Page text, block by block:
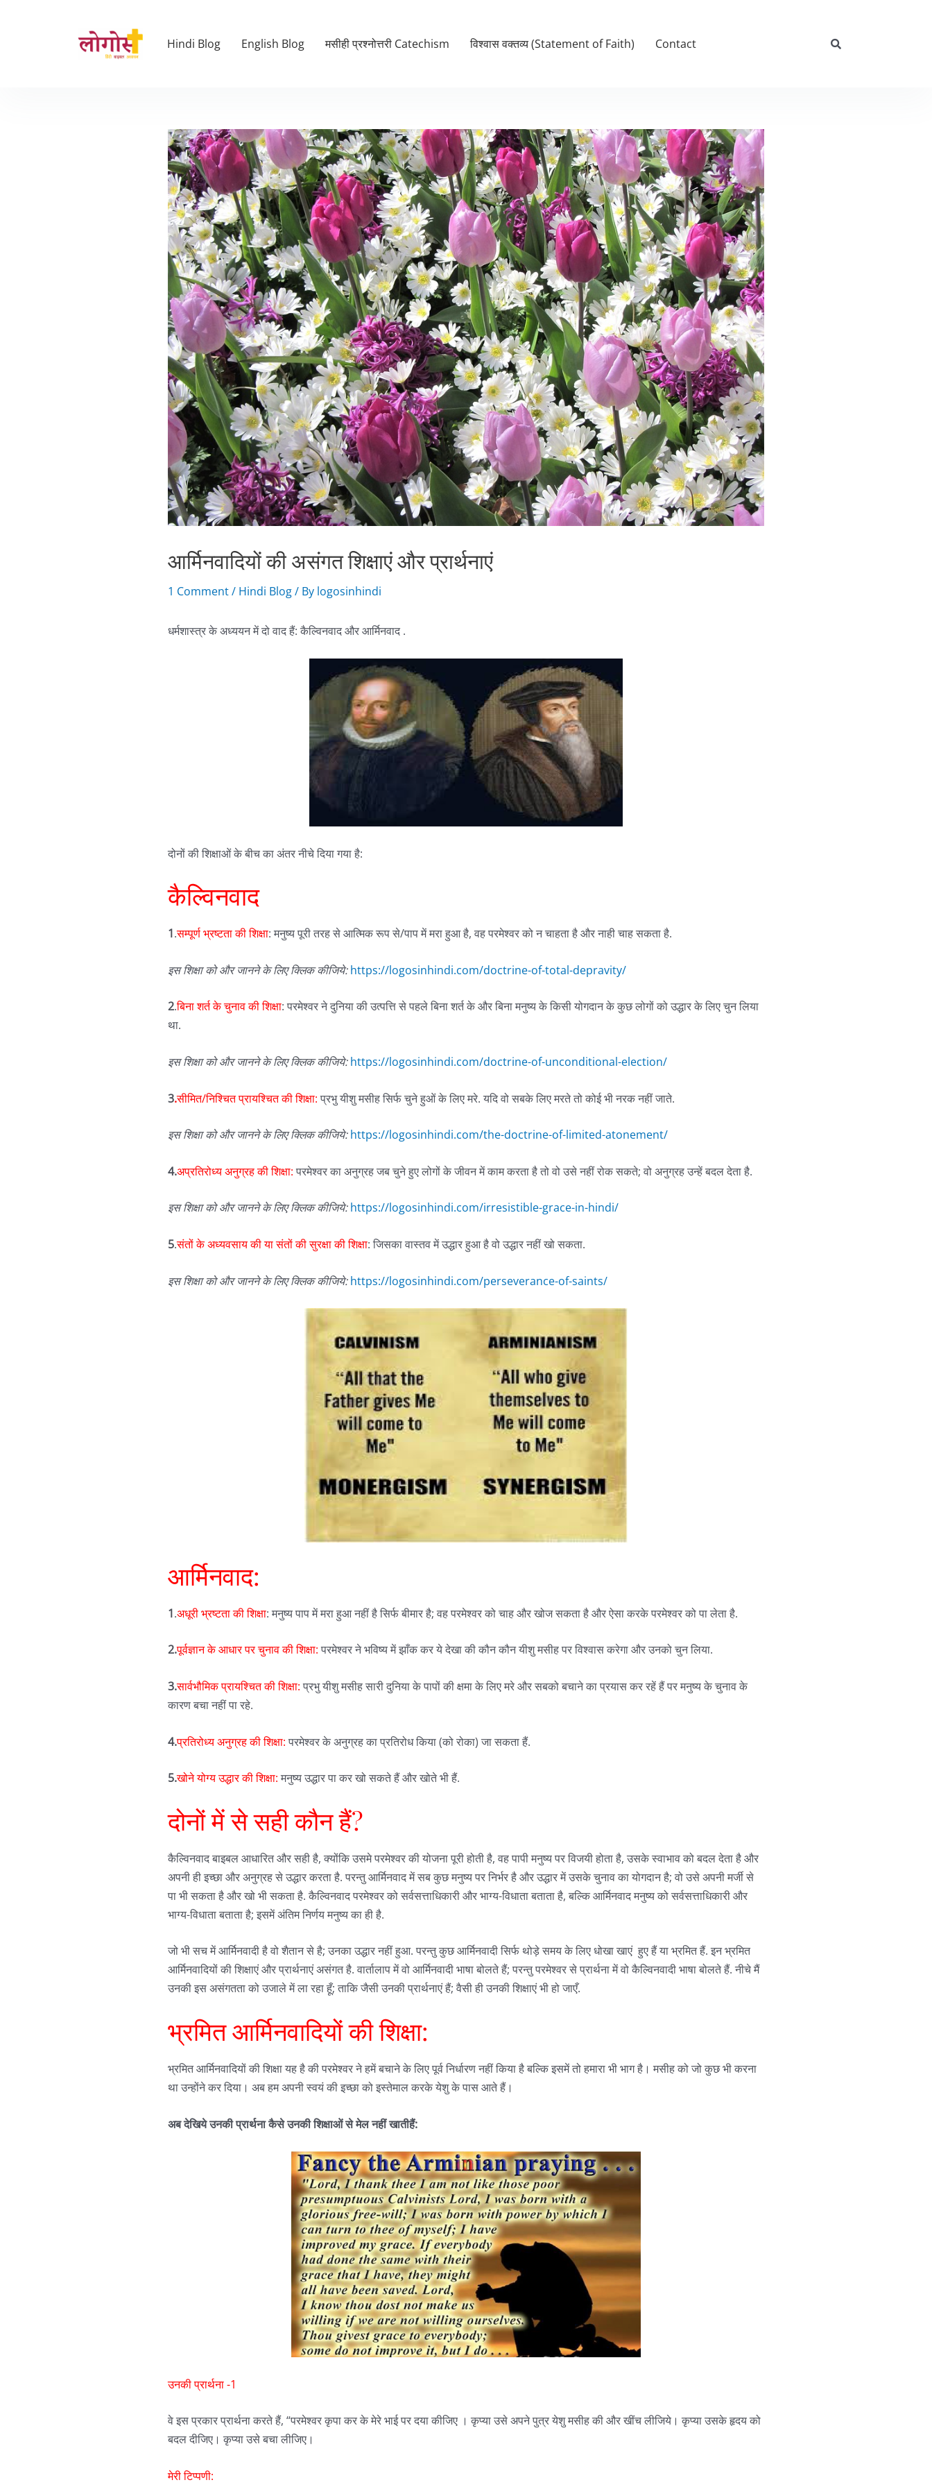
Hindi Blog English Blog मसीही प्रश्नोत्तरी Catechism विश्वास वक्तव्य (Statement of Faith) Contact
आर्मिनवादियों की असंगत शिक्षाएं और प्रार्थनाएं
1 Comment/ Hindi Blog/ By logosinhindi
धर्मशास्त्र के अध्ययन में दो वाद हैं: कैल्विनवाद और आर्मिनवाद .
दोनों की शिक्षाओं के बीच का अंतर नीचे दिया गया है:
कैल्विनवाद
1.सम्पूर्ण भ्रष्टता की शिक्षा: मनुष्य पूरी तरह से आत्मिक रूप से/पाप में मरा हुआ है, वह परमेश्वर को न चाहता है और नाही चाह सकता है.
इस शिक्षा को और जानने के लिए क्लिक कीजिये:https://logosinhindi.com/doctrine-of-total-depravity/
2.बिना शर्त के चुनाव की शिक्षा: परमेश्वर ने दुनिया की उत्पत्ति से पहले बिना शर्त के और बिना मनुष्य के किसी योगदान के कुछ लोगों को उद्धार के लिए चुन लिया
था.
इस शिक्षा को और जानने के लिए क्लिक कीजिये:https://logosinhindi.com/doctrine-of-unconditional-election/
3.सीमित/निश्चित प्रायश्चित की शिक्षा: प्रभु यीशु मसीह सिर्फ चुने हुओं के लिए मरे. यदि वो सबके लिए मरते तो कोई भी नरक नहीं जाते.
इस शिक्षा को और जानने के लिए क्लिक कीजिये: https://logosinhindi.com/the-doctrine-of-limited-atonement/
4.अप्रतिरोध्य अनुग्रह की शिक्षा: परमेश्वर का अनुग्रह जब चुने हुए लोगों के जीवन में काम करता है तो वो उसे नहीं रोक सकते; वो अनुग्रह उन्हें बदल देता है.
इस शिक्षा को और जानने के लिए क्लिक कीजिये: https://logosinhindi.com/irresistible-grace-in-hindi/
5.संतों के अध्यवसाय की या संतों की सुरक्षा की शिक्षा: जिसका वास्तव में उद्धार हुआ है वो उद्धार नहीं खो सकता.
इस शिक्षा को और जानने के लिए क्लिक कीजिये: https://logosinhindi.com/perseverance-of-saints/
आर्मिनवाद:
1.अधूरी भ्रष्टता की शिक्षा: मनुष्य पाप में मरा हुआ नहीं है सिर्फ बीमार है; वह परमेश्वर को चाह और खोज सकता है और ऐसा करके परमेश्वर को पा लेता है.
2.पूर्वज्ञान के आधार पर चुनाव की शिक्षा: परमेश्वर ने भविष्य में झाँक कर ये देखा की कौन कौन यीशु मसीह पर विश्वास करेगा और उनको चुन लिया.
3.सार्वभौमिक प्रायश्चित की शिक्षा: प्रभु यीशु मसीह सारी दुनिया के पापों की क्षमा के लिए मरे और सबको बचाने का प्रयास कर रहें हैं पर मनुष्य के चुनाव के
कारण बचा नहीं पा रहे.
4.प्रतिरोध्य अनुग्रह की शिक्षा: परमेश्वर के अनुग्रह का प्रतिरोध किया (को रोका) जा सकता हैं.
5.खोने योग्य उद्धार की शिक्षा: मनुष्य उद्धार पा कर खो सकते हैं और खोते भी हैं.
दोनों में से सही कौन हैं?
कैल्विनवाद बाइबल आधारित और सही है, क्योंकि उसमे परमेश्वर की योजना पूरी होती है, वह पापी मनुष्य पर विजयी होता है, उसके स्वाभाव को बदल देता है और
अपनी ही इच्छा और अनुग्रह से उद्धार करता है. परन्तु आर्मिनवाद में सब कुछ मनुष्य पर निर्भर है और उद्धार में उसके चुनाव का योगदान है; वो उसे अपनी मर्जी से
पा भी सकता है और खो भी सकता है. कैल्विनवाद परमेश्वर को सर्वसत्ताधिकारी और भाग्य-विधाता बताता है, बल्कि आर्मिनवाद मनुष्य को सर्वसत्ताधिकारी और
भाग्य-विधाता बताता है; इसमें अंतिम निर्णय मनुष्य का ही है.
जो भी सच में आर्मिनवादी है वो शैतान से है; उनका उद्धार नहीं हुआ. परन्तु कुछ आर्मिनवादी सिर्फ थोड़े समय के लिए धोखा खाएं हुए हैं या भ्रमित हैं. इन भ्रमित
आर्मिनवादियों की शिक्षाएं और प्रार्थनाएं असंगत है. वार्तालाप में वो आर्मिनवादी भाषा बोलते हैं; परन्तु परमेश्वर से प्रार्थना में वो कैल्विनवादी भाषा बोलते हैं. नीचे मैं
उनकी इस असंगतता को उजाले में ला रहा हूँ; ताकि जैसी उनकी प्रार्थनाएं हैं; वैसी ही उनकी शिक्षाएं भी हो जाएँ.
भ्रमित आर्मिनवादियों की शिक्षा:
भ्रमित आर्मिनवादियों की शिक्षा यह है की परमेश्वर ने हमें बचाने के लिए पूर्व निर्धारण नहीं किया है बल्कि इसमें तो हमारा भी भाग है। मसीह को जो कुछ भी करना
था उन्होंने कर दिया। अब हम अपनी स्वयं की इच्छा को इस्तेमाल करके येशु के पास आते हैं।
अबदेखियेउनकीप्रार्थनाकैसेउनकीशिक्षाओंसेमेलनहींखातीहैं:
उनकी प्रार्थना -1
वे इस प्रकार प्रार्थना करते हैं, “परमेश्वर कृपा कर के मेरे भाई पर दया कीजिए । कृप्या उसे अपने पुत्र येशु मसीह की और खींच लीजिये। कृप्या उसके हृदय को
बदल दीजिए। कृप्या उसे बचा लीजिए।
मेरी टिप्पणी: